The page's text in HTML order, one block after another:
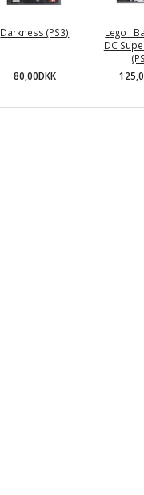
Darkness (PS3)
80,00DKK
Lego :
DC